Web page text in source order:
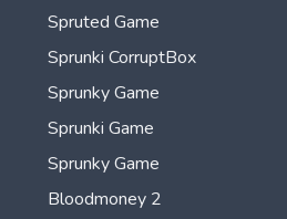
Spruted Game
Sprunki CorruptBox
Sprunky Game
Sprunki Game
Sprunky Game
Bloodmoney 2